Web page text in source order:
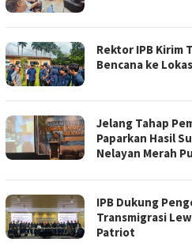
Rektor IPB Kirim
Bencana ke
Jelang Tahap
Paparkan Hasil
Nelayan Merah
IPB Dukung
Transmigrasi
Patriot